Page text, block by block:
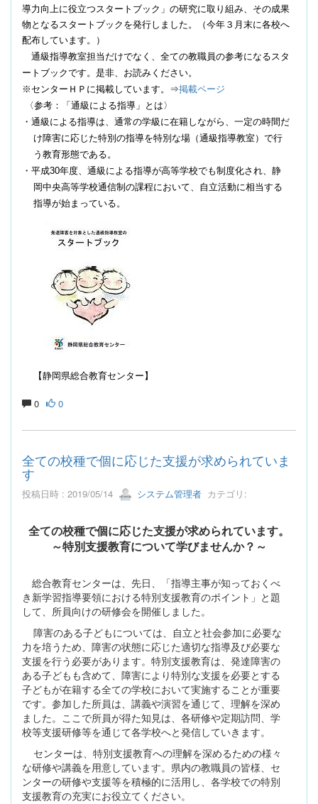
導力向上に役立つスタートブック」の研究に取り組み、その成果
物となるスタートブックを発行しました。（今年３月末に各校へ
配布しています。）
通級指導教室担当だけでなく、全ての教職員の参考になるスタ
ートブックです。是非、お読みください。
※センターＨＰに掲載しています。⇒掲載ページ
〈参考：「通級による指導」とは〉
・通級による指導は、通常の学級に在籍しながら、一定の時間だ
け障害に応じた特別の指導を特別な場（通級指導教室）で行
う教育形態である。
・平成30年度、通級による指導が高等学校でも制度化され、静
岡中央高等学校通信制の課程において、自立活動に相当する
指導が始まっている。
【静岡県総合教育センター】
0 0
全ての校種で個に応じた支援が求められていま
す
投稿日時 : 2019/05/14 システム管理者 カテゴリ:
全ての校種で個に応じた支援が求められています。
～特別支援教育について学びませんか？～
総合教育センターは、先日、「指導主事が知っておくべ
き新学習指導要領における特別支援教育のポイント」と題
して、所員向けの研修会を開催しました。
障害のある子どもについては、自立と社会参加に必要な
力を培うため、障害の状態に応じた適切な指導及び必要な
支援を行う必要があります。特別支援教育は、発達障害の
ある子どもも含めて、障害により特別な支援を必要とする
子どもが在籍する全ての学校において実施することが重要
です。参加した所員は、講義や演習を通じて、理解を深め
ました。ここで所員が得た知見は、各研修や定期訪問、学
校等支援研修等を通じて各学校へと発信していきます。
センターは、特別支援教育への理解を深めるための様々
な研修や講義を用意しています。県内の教職員の皆様、セ
ンターの研修や支援等を積極的に活用し、各学校での特別
支援教育の充実にお役立てください。